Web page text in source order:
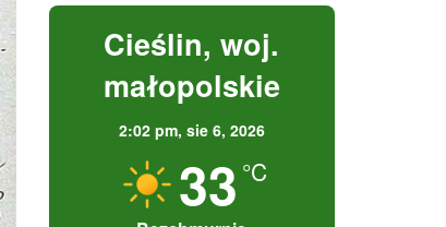
Cieślin, woj.
małopolskie
2:02 pm, sie 6, 2026
33 °C